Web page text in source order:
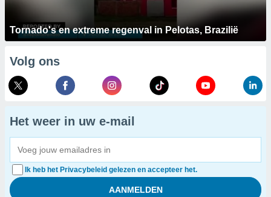
Tornado's en extreme regenval in Pelotas, Brazilië
Volg ons
Het weer in uw e-mail
Ik heb het Privacybeleid gelezen en accepteer het.